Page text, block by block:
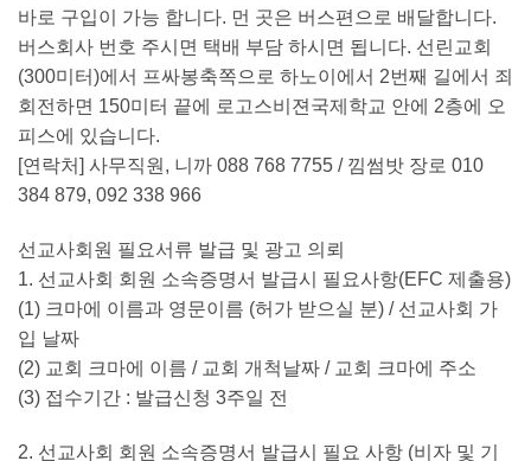
바로 구입이 가능 합니다. 먼 곳은 버스편으로 배달합니다.
버스회사 번호 주시면 택배 부담 하시면 됩니다. 선린교회
(300미터)에서 프싸봉축쪽으로 하노이에서 2번째 길에서 죄
회전하면 150미터 끝에 로고스비젼국제학교 안에 2층에 오
피스에 있습니다.
[연락처] 사무직원, 니까 088 768 7755 / 낌썸밧 장로 010
384 879, 092 338 966
선교사회원 필요서류 발급 및 광고 의뢰
1. 선교사회 회원 소속증명서 발급시 필요사항(EFC 제출용)
(1) 크마에 이름과 영문이름 (허가 받으실 분) / 선교사회 가
입 날짜
(2) 교회 크마에 이름 / 교회 개척날짜 / 교회 크마에 주소
(3) 접수기간 : 발급신청 3주일 전
2. 선교사회 회원 소속증명서 발급시 필요 사항 (비자 및 기